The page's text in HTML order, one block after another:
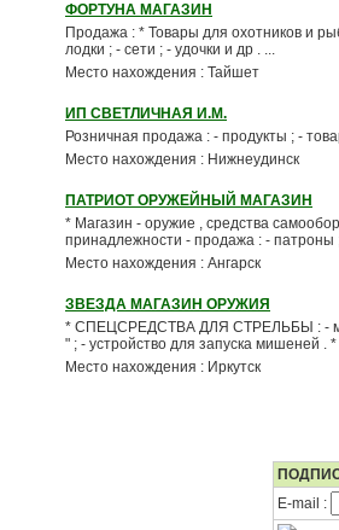
ФОРТУНА МАГАЗИН
Продажа : * Товары для охотников и
лодки ; - сети ; - удочки и др . ...
Место нахождения : Тайшет
ИП СВЕТЛИЧНАЯ И.М.
Розничная продажа : - продукты ; -
Место нахождения : Нижнеудинск
ПАТРИОТ ОРУЖЕЙНЫЙ МАГАЗИН
* Магазин - оружие , средства
принадлежности - продажа : - патроны
Место нахождения : Ангарск
ЗВЕЗДА МАГАЗИН ОРУЖИЯ
* СПЕЦСРЕДСТВА ДЛЯ СТРЕЛЬБЫ : -
" ; - устройство для запуска
Место нахождения : Иркутск
E-mail :